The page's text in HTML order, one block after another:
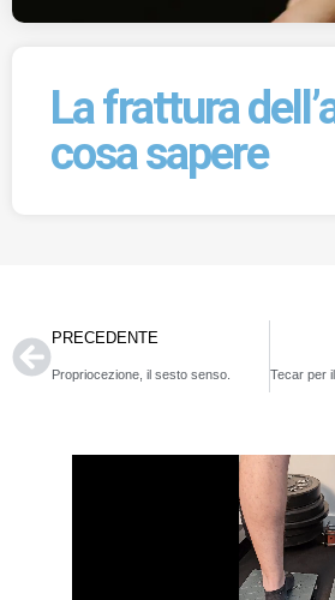
La frattura
cosa sapere
PRECEDENTE
Propriocezione, il sesto senso.